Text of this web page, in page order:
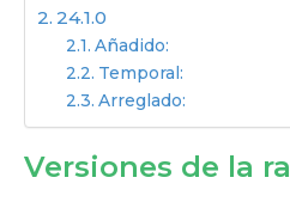
24.1.0
Añadido:
Temporal:
Arreglado:
Versiones de la